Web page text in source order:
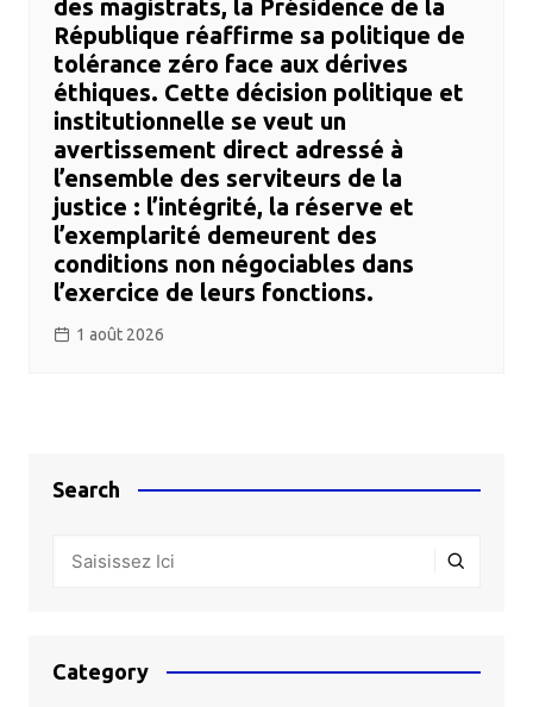
des magistrats, la Présidence de la
République réaffirme sa politique de
tolérance zéro face aux dérives
éthiques. Cette décision politique et
institutionnelle se veut un
avertissement direct adressé à
l’ensemble des serviteurs de la
justice : l’intégrité, la réserve et
l’exemplarité demeurent des
conditions non négociables dans
l’exercice de leurs fonctions.
1 août 2026
Search
Category